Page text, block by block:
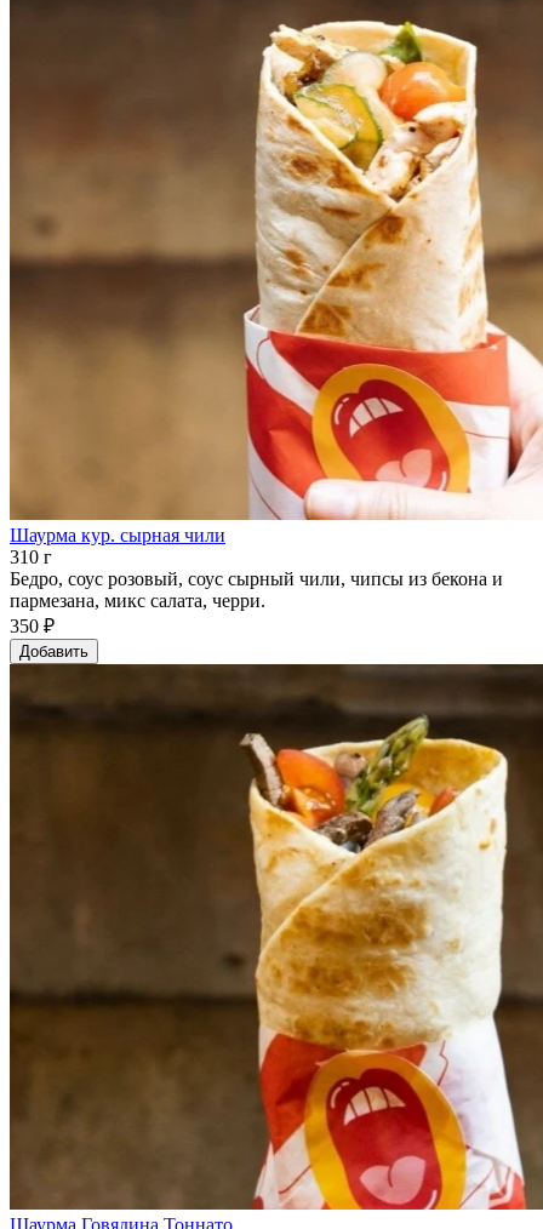
Шаурма кур. сырная чили
310 г
Бедро, соус розовый, соус сырный чили, чипсы из бекона и
пармезана, микс салата, черри.
350 ₽
Добавить
Шаурма Говядина Тоннато